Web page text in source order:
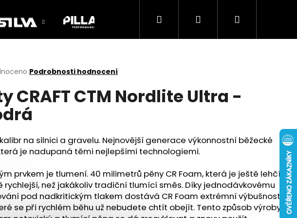
Hledat PřihlášeníNákupní
Podrobnosti hodnocení
CRAFT CTM Nordlite Ultra -
na silnici a gravelu. Nejnovější generace výkonnostní běžecké
je nadupaná těmi nejlepšími technologiemi.
prvkem je tlumení. 40 milimetrů pěny CR Foam, která je ještě lehčí
rychlejší, než jakákoliv tradiční tlumící směs. Díky jednodávkovému
pod nadkritickým tlakem dostává CR Foam extrémní výbušnost,
se při rychlém běhu už nebudete chtít obejít. Tento způsob výroby
HLEDAT
Následující